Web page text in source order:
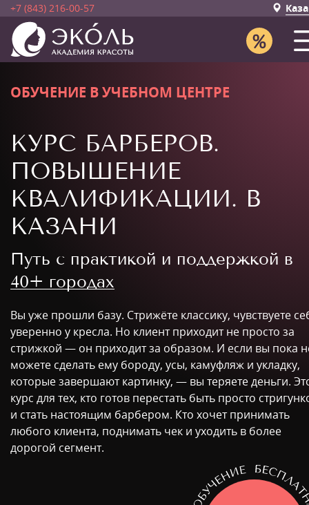
+7 (843) 216-00-57
ОБУЧЕНИЕ В УЧЕБНОМ ЦЕНТРЕ
КУРС БАРБЕРОВ.
ПОВЫШЕНИЕ
КВАЛИФИКАЦИИ. В
КАЗАНИ
Путь с практикой и поддержкой в
40+ городах
Вы уже прошли базу. Стрижёте классику, чувствуете
уверенно у кресла. Но клиент приходит не просто за
стрижкой — он приходит за образом. И если вы пока
можете сделать ему бороду, усы, камуфляж и укладку,
которые завершают картинку, — вы теряете деньги.
курс для тех, кто готов перестать быть просто
и стать настоящим барбером. Кто хочет принимать
любого клиента, поднимать чек и уходить в более
дорогой сегмент.